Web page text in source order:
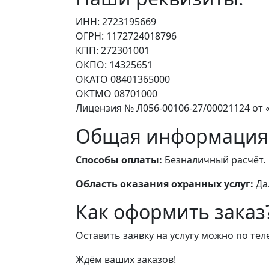
ИНН: 2723195669
ОГРН: 1172724018796
КПП: 272301001
ОКПО: 14325651
ОКАТО 08401365000
ОКТМО 08701000
Лицензия № Л056-00106-27/00021124 от
Общая
Способы оплаты: Безналичный расчёт.
Область оказания охранных услуг:
Как оформить
Оставить заявку на услугу можно по
Ждём ваших заказов!